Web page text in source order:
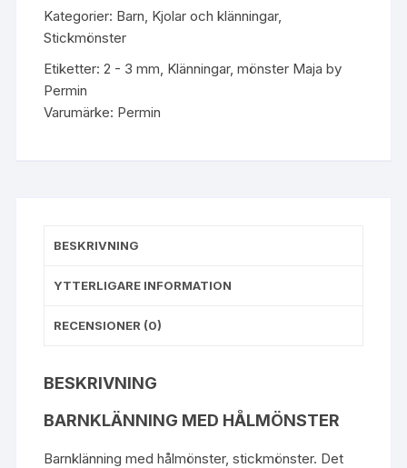
Kategorier: Barn, Kjolar och klänningar,
Stickmönster
Etiketter:2 - 3 mm, Klänningar,mönster Maja by
Permin
Varumärke: Permin
BESKRIVNING
YTTERLIGARE INFORMATION
RECENSIONER (0)
BESKRIVNING
BARNKLÄNNING MED HÅLMÖNSTER
Barnklänning med hålmönster, stickmönster. Det